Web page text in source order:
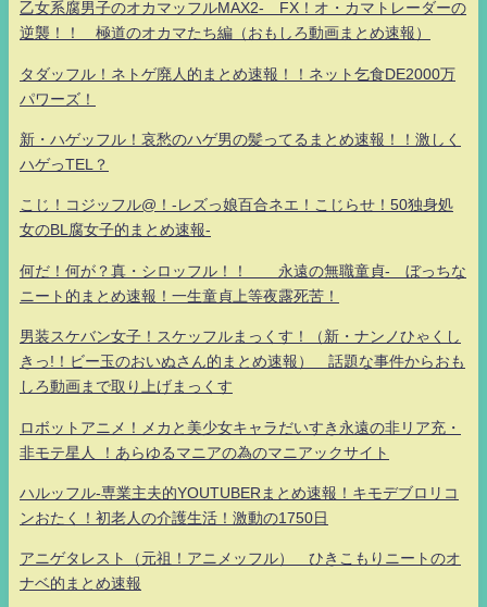
乙女系腐男子のオカマッフルMAX2- FX！オ・カマトレーダーの
逆襲！！ 極道のオカマたち編（おもしろ動画まとめ速報）
タダッフル！ネトゲ廃人的まとめ速報！！ネット乞食DE2000万
パワーズ！
新・ハゲッフル！哀愁のハゲ男の髪ってるまとめ速報！！激しく
ハゲっTEL？
こじ！コジッフル@！-レズっ娘百合ネエ！こじらせ！50独身処
女のBL腐女子的まとめ速報-
何だ！何が？真・シロッフル！！ 永遠の無職童貞- ぼっちな
ニート的まとめ速報！一生童貞上等夜露死苦！
男装スケバン女子！スケッフルまっくす！（新・ナンノひゃくし
きっ!！ビー玉のおいぬさん的まとめ速報） 話題な事件からおも
しろ動画まで取り上げまっくす
ロボットアニメ！メカと美少女キャラだいすき永遠の非リア充・
非モテ星人 ！あらゆるマニアの為のマニアックサイト
ハルッフル-専業主夫的YOUTUBERまとめ速報！キモデブロリコ
ンおたく！初老人の介護生活！激動の1750日
アニゲタレスト（元祖！アニメッフル） ひきこもりニートのオ
ナベ的まとめ速報